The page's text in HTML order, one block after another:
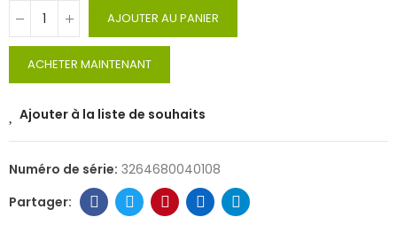
AJOUTER AU PANIER
ACHETER MAINTENANT
Ajouter à la liste de souhaits
Numéro de série: 3264680040108